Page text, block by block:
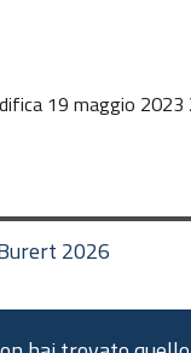
19 maggio 2023
2026